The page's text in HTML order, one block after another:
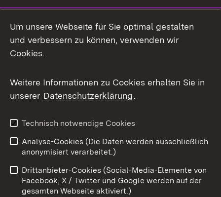
Facebook
X / Twitter
Youtube
Impressum
Kontakt
Barrierefreiheit
Datenschutz
Cookies
Um unsere Webseite für Sie optimal gestalten
und verbessern zu können, verwenden wir
Cookies.
Weitere Informationen zu Cookies erhalten Sie in
unserer Datenschutzerklärung.
Technisch notwendige Cookies
Analyse-Cookies (Die Daten werden ausschließlich
anonymisiert verarbeitet.)
Drittanbieter-Cookies (Social-Media-Elemente von
Facebook, X / Twitter und Google werden auf der
gesamten Webseite aktiviert.)